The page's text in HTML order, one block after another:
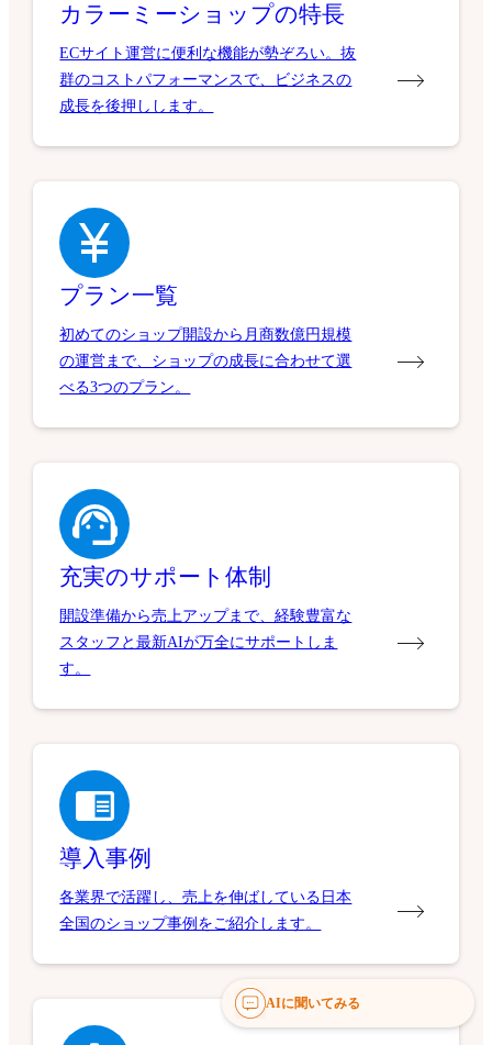
カラーミーショップの特長
ECサイト運営に便利な機能が勢ぞろい。抜
群のコストパフォーマンスで、ビジネスの
成長を後押しします。
プラン一覧
初めてのショップ開設から月商数億円規模
の運営まで、ショップの成長に合わせて選
べる3つのプラン。
充実のサポート体制
開設準備から売上アップまで、経験豊富な
スタッフと最新AIが万全にサポートしま
す。
導入事例
各業界で活躍し、売上を伸ばしている日本
全国のショップ事例をご紹介します。
AIに聞いてみる